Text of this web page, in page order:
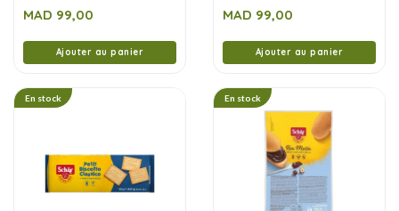
sur
MAD 99,00
Ajouter au panier
sur
MAD 99,00
Ajouter au panier
En stock En stock